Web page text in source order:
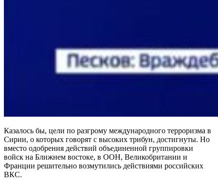
Казалось бы, цели по разгрому международного терроризма в
Сирии, о которых говорят с высоких трибун, достигнуты. Но
вместо одобрения действий объединенной группировки
войск на Ближнем востоке, в ООН, Великобритании и
Франции решительно возмутились действиями российских
ВКС.